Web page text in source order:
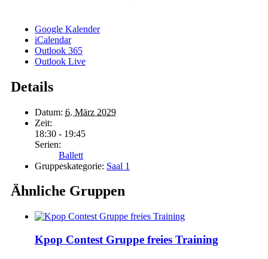
Google Kalender
iCalendar
Outlook 365
Outlook Live
Details
Datum: 6. März 2029
Zeit:
18:30 - 19:45
Serien:
Ballett
Gruppeskategorie: Saal 1
Ähnliche Gruppen
Kpop Contest Gruppe freies Training